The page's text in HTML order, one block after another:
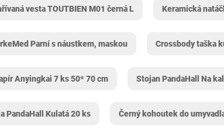
vesta TOUTBIEN M01 černá L Keramická
Parní s náustkem, maskou Crossbody taška
Anyingkai 7 ks 50* 70 cm Stojan PandaHall Na
PandaHall Kulatá 20 ks Černý kohoutek do